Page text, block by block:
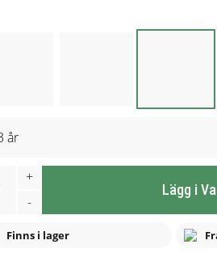
år
+
-
Lägg i
Finns i lager